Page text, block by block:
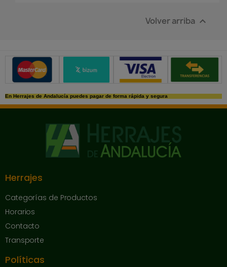
Volver arriba 
Métodos de pago seguros
En Herrajes de Andalucía puedes pagar de forma rápida y segura
Herrajes
Categorías de Productos
Horarios
Contacto
Transporte
Políticas